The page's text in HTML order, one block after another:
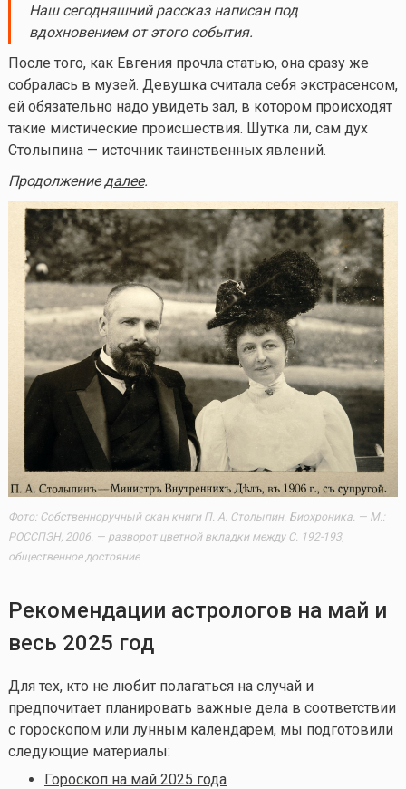
Наш сегодняшний рассказ написан под
вдохновением от этого события.
После того, как Евгения прочла статью, она сразу же
собралась в музей. Девушка считала себя экстрасенсом,
ей обязательно надо увидеть зал, в котором происходят
такие мистические происшествия. Шутка ли, сам дух
Столыпина — источник таинственных явлений.
Продолжениедалее.
Фото: Собственноручный скан книги П. А. Столыпин. Биохроника. — М.:
РОССПЭН, 2006. — разворот цветной вкладки между С. 192-193,
общественное достояние
Рекомендации астрологов на май и
весь 2025 год
Для тех, кто не любит полагаться на случай и
предпочитает планировать важные дела в соответствии
с гороскопом или лунным календарем, мы подготовили
следующие материалы:
Гороскоп на май 2025 года